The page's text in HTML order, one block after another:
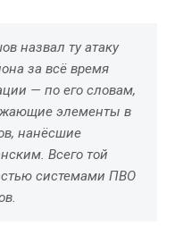
назвал ту атаку
за всё время
— по его словам,
элементы в
нанёсшие
Всего той
системами ПВО